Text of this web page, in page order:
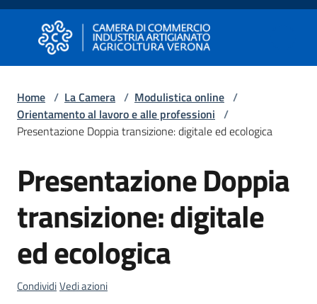
Vai al contenuto
Vai alla navigazione
Vai al footer
Camera di Commercio di Verona
Camera di Commercio di Verona
Avviare
Impresa
Gestire
Impresa
Promuovere
Impresa
Home / La Camera / Modulistica online /
Orientamento al lavoro e alle professioni /
Presentazione Doppia transizione: digitale ed ecologica
Salta al contenuto
Presentazione Doppia
transizione: digitale
ed ecologica
CondividiVedi azioni